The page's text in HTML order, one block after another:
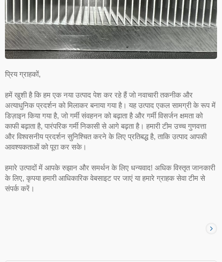
प्रिय ग्राहकों,
हमें खुशी है कि हम एक नया उत्पाद पेश कर रहे हैं जो नवाचारी तकनीक और
अत्याधुनिक प्रदर्शन को मिलाकर बनाया गया है। यह उत्पाद एकल सामग्री के रूप में
डिज़ाइन किया गया है, जो गर्मी संवहनन को बढ़ाता है और गर्मी विसर्जन क्षमता को
काफी बढ़ाता है, पारंपरिक गर्मी निकासी से आगे बढ़ता है। हमारी टीम उच्च गुणवत्ता
और विश्वसनीय प्रदर्शन सुनिश्चित करने के लिए प्रतिबद्ध है, ताकि उत्पाद आपकी
आवश्यकताओं को पूरा कर सके।
हमारे उत्पादों में आपके रुझान और समर्थन के लिए धन्यवाद! अधिक विस्तृत जानकारी
के लिए, कृपया हमारी आधिकारिक वेबसाइट पर जाएं या हमारे ग्राहक सेवा टीम से
संपर्क करें।